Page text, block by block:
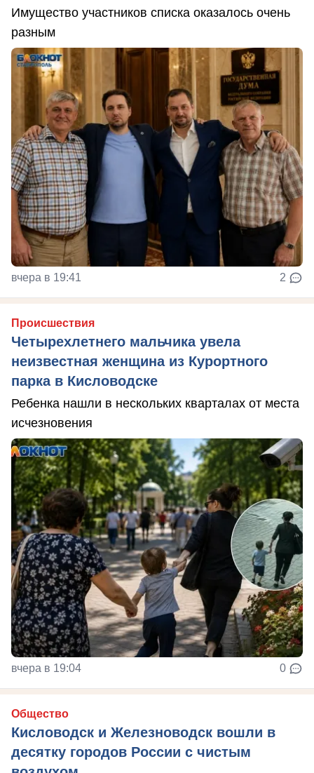
Имущество участников списка оказалось очень
разным
вчера в 19:41 2
Происшествия
Четырехлетнего мальчика увела
неизвестная женщина из Курортного
парка в Кисловодске
Ребенка нашли в нескольких кварталах от места
исчезновения
вчера в 19:04 0
Общество
Кисловодск и Железноводск вошли в
десятку городов России с чистым